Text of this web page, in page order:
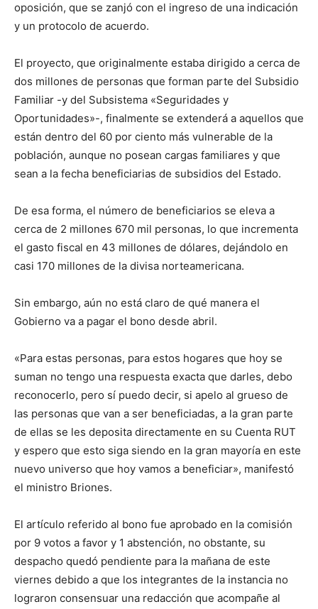
oposición, que se zanjó con el ingreso de una indicación
y un protocolo de acuerdo.
El proyecto, que originalmente estaba dirigido a cerca de
dos millones de personas que forman parte del Subsidio
Familiar -y del Subsistema «Seguridades y
Oportunidades»-, finalmente se extenderá a aquellos que
están dentro del 60 por ciento más vulnerable de la
población, aunque no posean cargas familiares y que
sean a la fecha beneficiarias de subsidios del Estado.
De esa forma, el número de beneficiarios se eleva a
cerca de 2 millones 670 mil personas, lo que incrementa
el gasto fiscal en 43 millones de dólares, dejándolo en
casi 170 millones de la divisa norteamericana.
Sin embargo, aún no está claro de qué manera el
Gobierno va a pagar el bono desde abril.
«Para estas personas, para estos hogares que hoy se
suman no tengo una respuesta exacta que darles, debo
reconocerlo, pero sí puedo decir, si apelo al grueso de
las personas que van a ser beneficiadas, a la gran parte
de ellas se les deposita directamente en su Cuenta RUT
y espero que esto siga siendo en la gran mayoría en este
nuevo universo que hoy vamos a beneficiar», manifestó
el ministro Briones.
El artículo referido al bono fue aprobado en la comisión
por 9 votos a favor y 1 abstención, no obstante, su
despacho quedó pendiente para la mañana de este
viernes debido a que los integrantes de la instancia no
lograron consensuar una redacción que acompañe al